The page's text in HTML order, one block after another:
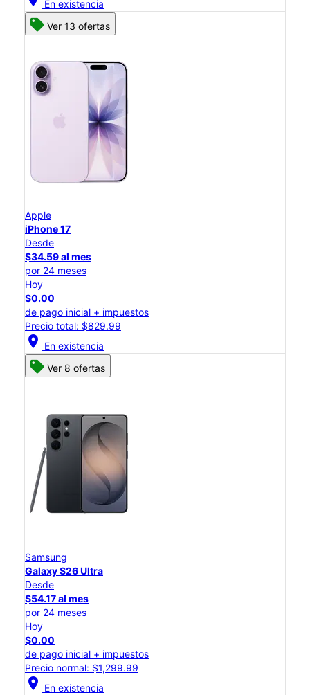
En existencia
Ver 13 ofertas
Apple
iPhone 17
Desde
$34.59 al mes
por 24 meses
Hoy
$0.00
de pago inicial + impuestos
Precio total: $829.99
location_on En existencia
Ver 8 ofertas
Samsung
Galaxy S26 Ultra
Desde
$54.17 al mes
por 24 meses
Hoy
$0.00
de pago inicial + impuestos
Precio normal: $1,299.99
location_on En existencia